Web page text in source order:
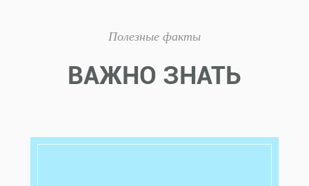
Полезные факты
ВАЖНО ЗНАТЬ